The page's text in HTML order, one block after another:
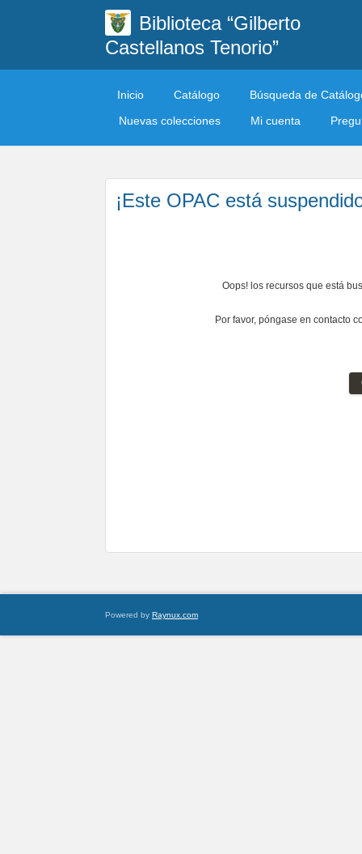
Biblioteca “Gilberto
Castellanos Tenorio”
Inicio Catálogo
Búsqueda de
Nuevas colecciones
Mi cuenta
¡Este OPAC está
Oops! los recursos que está
Por favor, póngase en contacto
Powered by Raynux.com